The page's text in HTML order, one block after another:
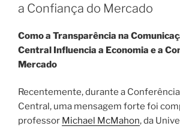
a Confiança do Mercado
Como a Transparência na
Central Influencia a Economia e a
Mercado
Recentemente, durante a
Central, uma mensagem forte foi
professor Michael McMahon, da